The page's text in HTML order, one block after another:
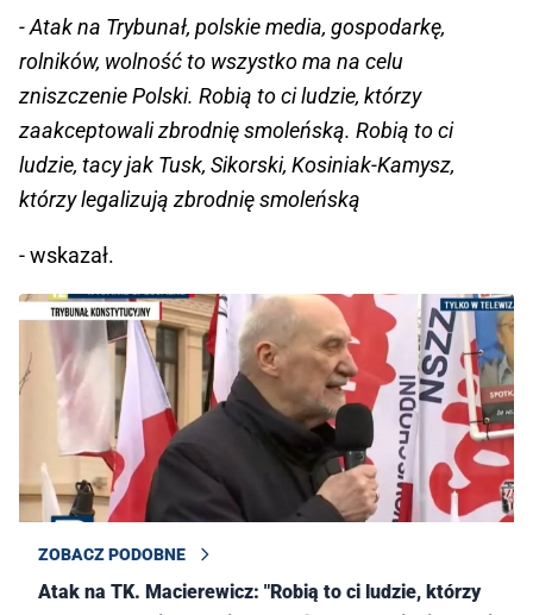
- Atak na Trybunał, polskie media, gospodarkę,
rolników, wolność to wszystko ma na celu
zniszczenie Polski. Robią to ci ludzie, którzy
zaakceptowali zbrodnię smoleńską. Robią to ci
ludzie, tacy jak Tusk, Sikorski, Kosiniak-Kamysz,
którzy legalizują zbrodnię smoleńską
- wskazał.
ZOBACZ PODOBNE
Atak na TK. Macierewicz: "Robią to ci ludzie, którzy